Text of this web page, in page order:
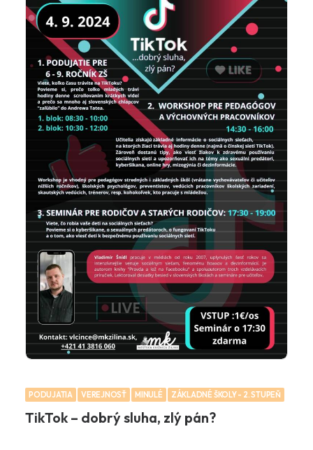
PODUJATIA VEREJNOSŤ MINULÉ ZÁKLADNÉ ŠKOLY - 2. STUPEŇ
TikTok – dobrý sluha, zlý pán?